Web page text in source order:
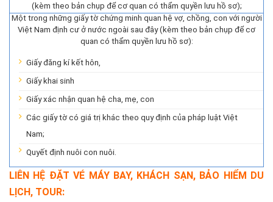
(kèm theo bản chụp để cơ quan có thẩm quyền lưu hồ sơ);
Một trong những giấy tờ chứng minh quan hệ vợ, chồng, con với người
Việt Nam định cư ở nước ngoài sau đây (kèm theo bản chụp để cơ
quan có thẩm quyền lưu hồ sơ):
Giấy đăng kí kết hôn,
Giấy khai sinh
Giấy xác nhận quan hệ cha, mẹ, con
Các giấy tờ có giá trị khác theo quy định của pháp luật Việt
Nam;
Quyết định nuôi con nuôi.
LIÊN HỆ ĐẶT VÉ MÁY BAY, KHÁCH SẠN, BẢO HIỂM DU
LỊCH, TOUR: